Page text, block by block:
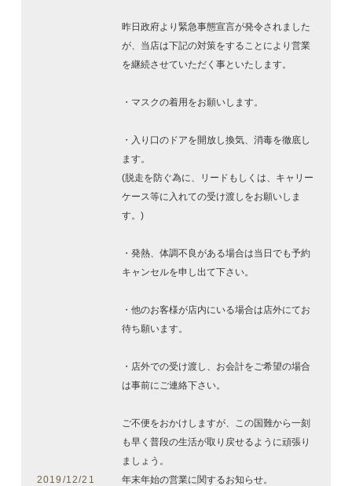
昨日政府より緊急事態宣言が発令されました
が、当店は下記の対策をすることにより営業
を継続させていただく事といたします。
・マスクの着用をお願いします。
・入り口のドアを開放し換気、消毒を徹底し
ます。
(脱走を防ぐ為に、リードもしくは、キャリー
ケース等に入れての受け渡しをお願いしま
す。)
・発熱、体調不良がある場合は当日でも予約
キャンセルを申し出て下さい。
・他のお客様が店内にいる場合は店外にてお
待ち願います。
・店外での受け渡し、お会計をご希望の場合
は事前にご連絡下さい。
ご不便をおかけしますが、この国難から一刻
も早く普段の生活が取り戻せるように頑張り
ましょう。
2019/12/21
年末年始の営業に関するお知らせ。